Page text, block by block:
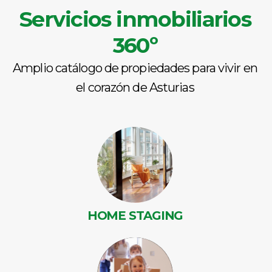
Servicios inmobiliarios
360º
Amplio catálogo de propiedades para vivir en
el corazón de Asturias
HOME STAGING